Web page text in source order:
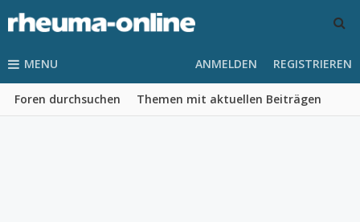
MENU
Foren durchsuchen Themen mit aktuellen Beiträgen
ANMELDEN REGISTRIEREN